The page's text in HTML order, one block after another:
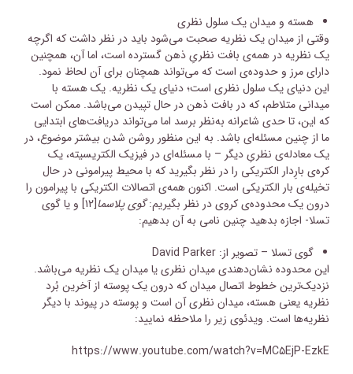
هسته و میدان یک سلول نظری
وقتی از میدان یک نظریه صحبت می‌شود باید در نظر داشت که اگرچه
یک نظریه در همه‌ی بافت نظریِ ذهن گسترده است، اما آن، همچنین
دارای مرز و حدوده‌ی است که می‌تواند همچنان برای آن لحاظ نمود.
این دنیای یک سلول نظری است؛ دنیای یک نظریه‌. یک هسته با
میدانی متلاطم، که در بافت ذهن در حال تپیدن می‌باشد. ممکن است
که این، تا حدی شاعرانه به‌نظر برسد اما می‌تواند دریافت‌های ابتدایی
ما از چنین مسئله‌ای باشد. به این منظور روشن شدن بیشتر موضوع، در
یک معادله‌ی نظریِ دیگر – با مسئله‌ای در فیزیک الکتریسیته، یک
کره‌ی بارِدار الکتریکی را در نظر بگیرید که با محیط پیرامونی در حال
تخیله‌ی بار الکتریکی است. اکنون همه‌ی اتصالات الکتریکی با پیرامون را
درون یک محدوده‌ی کروی در نظر بگیریم:گویپلاسما[۱۲]
و یا گوی
تسلا- اجازه بدهید چنین نامی به آن بدهیم:
گوی تسلا – تصویر از: David Parker
این محدوده نشان‌دهندی میدان نظری یا میدان یک نظریه می‌باشد.
نزدیک‌ترین خطوط اتصال میدان که درون یک پوسته از آخرین بُرد
نظریه یعنی هسته، میدان نظری آن است و پوسته در پیوند با دیگر
نظریه‌ها است. ویدئوی زیر را ملاحظه نمایید:
https://www.youtube.com/watch?v=MC۵EjP-EzkE